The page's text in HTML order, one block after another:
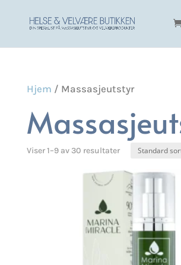
Hjem / Massasjeutstyr
Viser 1–9 av 30 resultater